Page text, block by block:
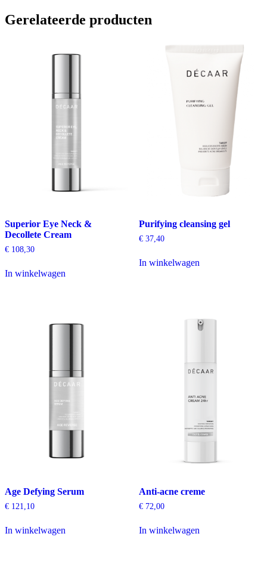
Gerelateerde producten
Superior Eye Neck &
Decollete Cream
€ 108,30
In winkelwagen
Purifying cleansing gel
€37,40
In winkelwagen
Age Defying Serum
€ 121,10
In winkelwagen
Anti-acne creme
€72,00
In winkelwagen